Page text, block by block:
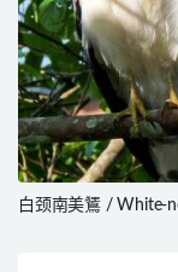
白颈南美鵟 / White-